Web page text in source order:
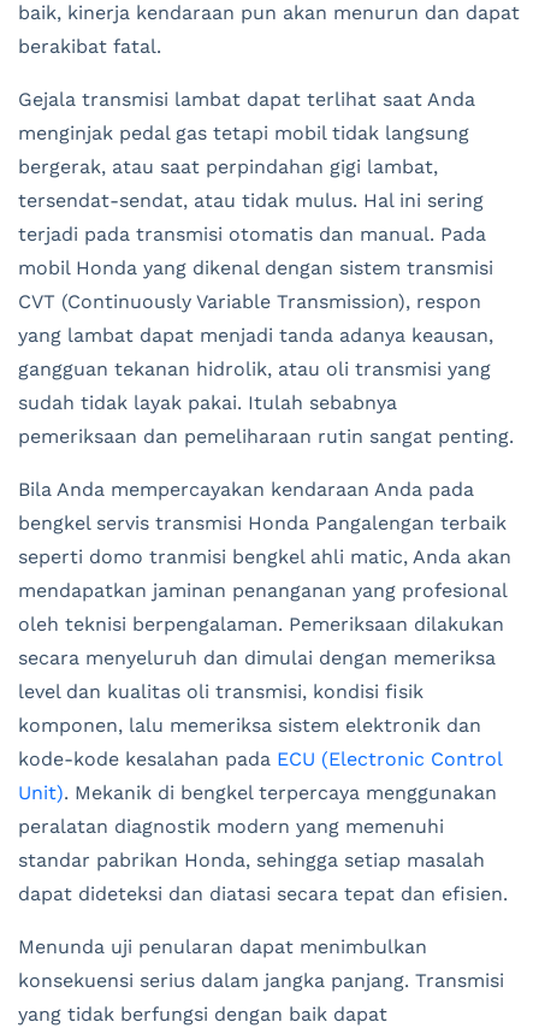
baik, kinerja kendaraan pun akan menurun dan dapat
berakibat fatal.
Gejala transmisi lambat dapat terlihat saat Anda
menginjak pedal gas tetapi mobil tidak langsung
bergerak, atau saat perpindahan gigi lambat,
tersendat-sendat, atau tidak mulus. Hal ini sering
terjadi pada transmisi otomatis dan manual. Pada
mobil Honda yang dikenal dengan sistem transmisi
CVT (Continuously Variable Transmission), respon
yang lambat dapat menjadi tanda adanya keausan,
gangguan tekanan hidrolik, atau oli transmisi yang
sudah tidak layak pakai. Itulah sebabnya
pemeriksaan dan pemeliharaan rutin sangat penting.
Bila Anda mempercayakan kendaraan Anda pada
bengkel servis transmisi Honda Pangalengan terbaik
seperti domo tranmisi bengkel ahli matic, Anda akan
mendapatkan jaminan penanganan yang profesional
oleh teknisi berpengalaman. Pemeriksaan dilakukan
secara menyeluruh dan dimulai dengan memeriksa
level dan kualitas oli transmisi, kondisi fisik
komponen, lalu memeriksa sistem elektronik dan
kode-kode kesalahan pada ECU (Electronic Control
Unit). Mekanik di bengkel terpercaya menggunakan
peralatan diagnostik modern yang memenuhi
standar pabrikan Honda, sehingga setiap masalah
dapat dideteksi dan diatasi secara tepat dan efisien.
Menunda uji penularan dapat menimbulkan
konsekuensi serius dalam jangka panjang. Transmisi
yang tidak berfungsi dengan baik dapat